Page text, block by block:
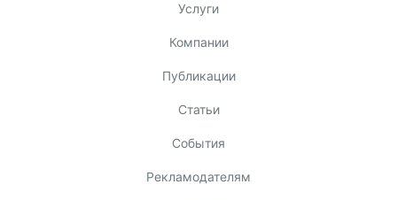
Услуги
Компании
Публикации
Статьи
События
Рекламодателям